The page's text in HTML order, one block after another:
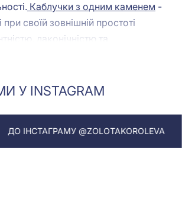
Каблучки з одним каменем -
своїй зовнішній простоті
лаконічністю та
Складно знайти ювелірний виріб,
для будь-якого приводу, як
У INSTAGRAM
ДО